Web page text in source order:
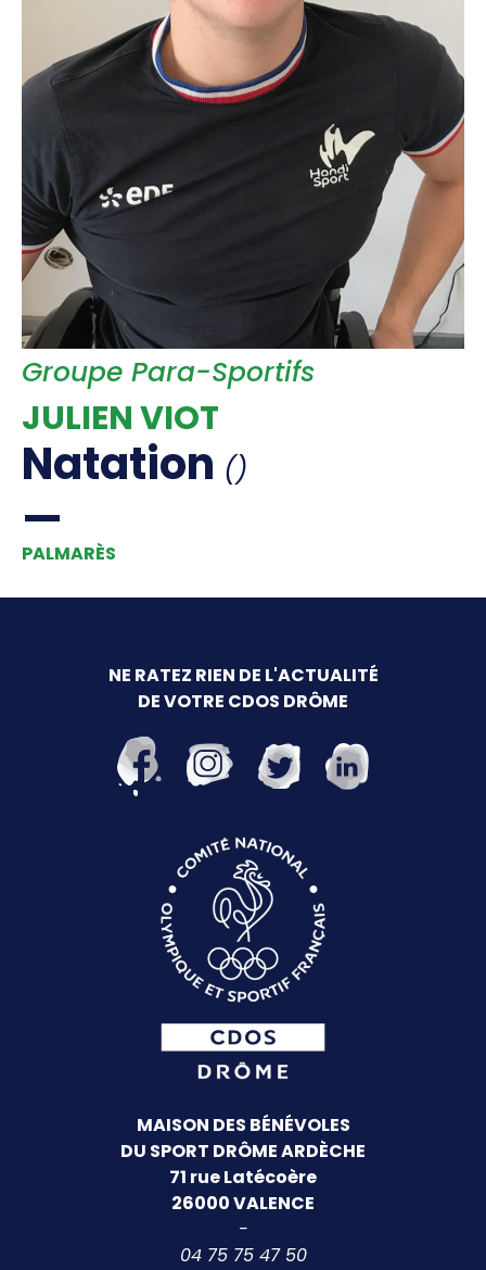
Mon club près de chez moi
Responsabilité Sociétale
Calcul coût de l'emploi
Ressources pédagogiques
Bourses aux bénévoles
Fiches Conseils
ACTUALITÉS
Offre d'emploi
Financement
Institutions
Haut Niveau
Vie Associative
Divers
Groupe Para-Sportifs
JULIEN VIOT
Natation ()
PALMARÈS
NE RATEZ RIEN DE L'ACTUALITÉ
DE VOTRE CDOS DRÔME
MAISON DES BÉNÉVOLES
DU SPORT DRÔME ARDÈCHE
71 rue Latécoère
26000 VALENCE
-
04 75 75 47 50